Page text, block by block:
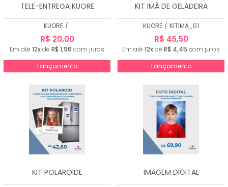
TELE-ENTREGA KUORE
KUORE /
R$ 20,00
Em até 12xde R$ 1,96 com juros
Lançamento
KIT IMÃ DE GELADEIRA
KUORE / KITIMA_01
R$ 45,50
Em até 12xde R$ 4,45 com juros
Lançamento
KIT POLAROIDE IMAGEM DIGITAL